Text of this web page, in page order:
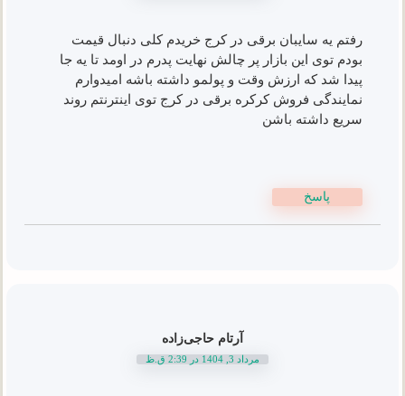
رفتم یه سایبان برقی در کرج خریدم کلی دنبال قیمت
بودم توی این بازار پر چالش نهایت پدرم در اومد تا یه جا
پیدا شد که ارزش وقت و پولمو داشته باشه امیدوارم
نمایندگی فروش کرکره برقی در کرج توی اینترنتم روند
سریع داشته باشن
پاسخ
آرتام حاجی‌زاده
مرداد 3, 1404 در 2:39 ق.ظ